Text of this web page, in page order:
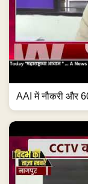
AAI में नौकरी और